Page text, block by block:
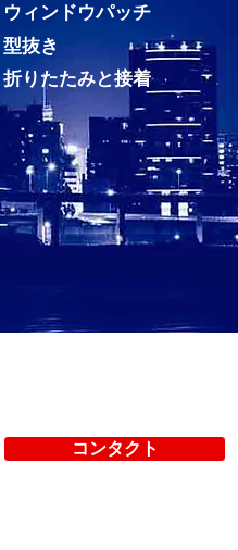
ウィンドウパッチ
型抜き
折りたたみと接着
コンタクト